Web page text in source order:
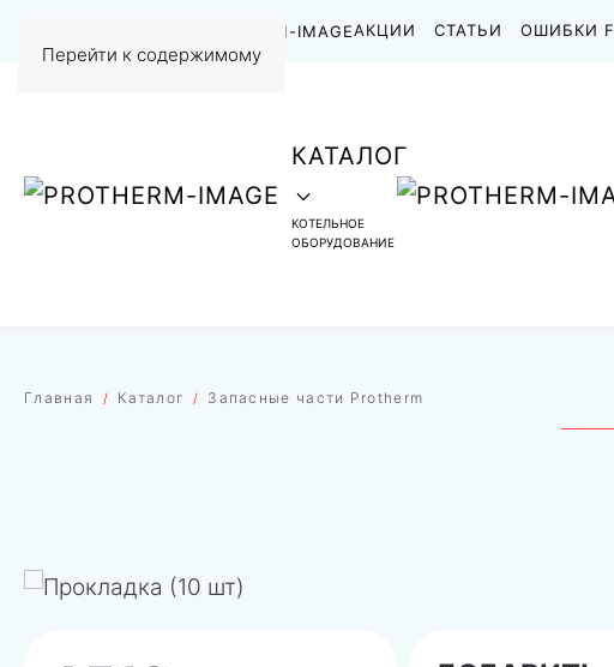
Перейти к содержимому
АКЦИИ СТАТЬИ ОШИБКИ F
КАТАЛОГ
КОТЕЛЬНОЕ
ОБОРУДОВАНИЕ
Главная Каталог Запасные части Protherm